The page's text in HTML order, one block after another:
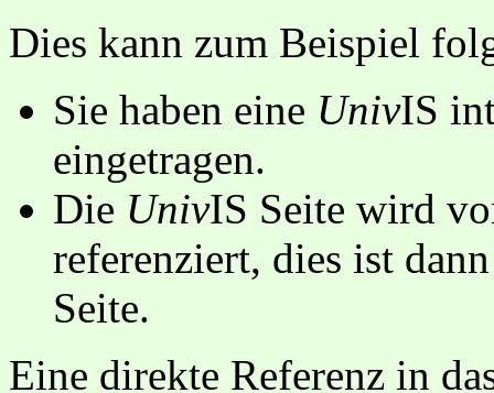
Dies kann zum Beispiel
Sie haben eine UnivIS
eingetragen.
Die UnivIS Seite wird
referenziert, dies ist
Seite.
Eine direkte Referenz in